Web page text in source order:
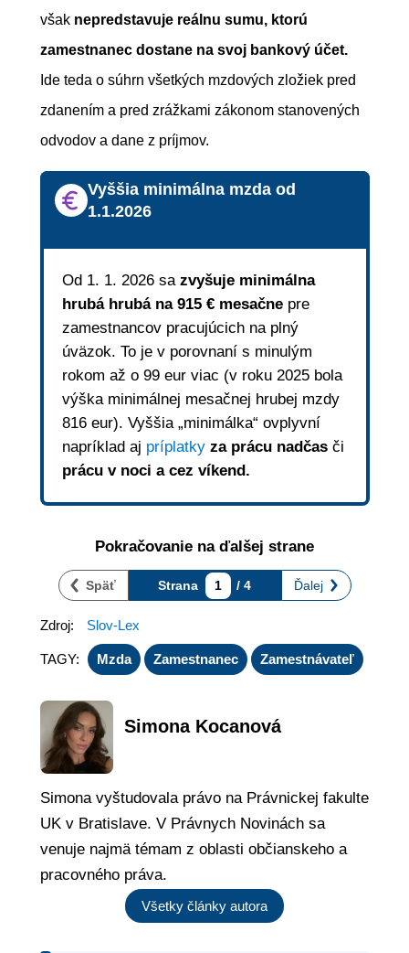
však nepredstavuje reálnu sumu, ktorú
zamestnanec dostane na svoj bankový účet.
Ide teda o súhrn všetkých mzdových zložiek pred
zdanením a pred zrážkami zákonom stanovených
odvodov a dane z príjmov.
Vyššia minimálna mzda od
1.1.2026
Od 1. 1. 2026 sa zvyšuje minimálna
hrubá hrubá na 915 € mesačnepre
zamestnancov pracujúcich na plný
úväzok. To je v porovnaní s minulým
rokom až o 99 eur viac (v roku 2025 bola
výška minimálnej mesačnej hrubej mzdy
816 eur). Vyššia „minimálka“ ovplyvní
napríklad aj príplatkyza prácu nadčas či
prácu v noci a cez víkend.
Pokračovanie na ďalšej strane
Späť Strana 1 / 4 Ďalej
Zdroj: Slov-Lex
TAGY: Mzda Zamestnanec Zamestnávateľ
Simona Kocanová
Simona vyštudovala právo na Právnickej fakulte
UK v Bratislave. V Právnych Novinách sa
venuje najmä témam z oblasti občianskeho a
pracovného práva.
Všetky články autora